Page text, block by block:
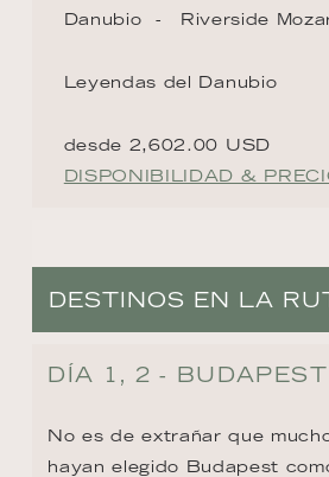
Danubio Riverside
Leyendas del Danubio
desde 2,602.00 USD
DISPONIBILIDAD &
DESTINOS EN LA
DÍA 1, 2 - BUDAPEST
No es de extrañar que
hayan elegido Budapest